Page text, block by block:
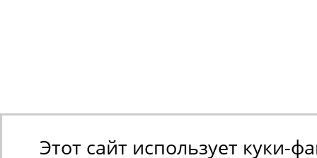
Этот сайт использует куки-